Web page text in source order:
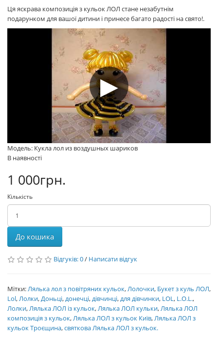
Ця яскрава композиція з кульок ЛОЛ стане незабутнім
подарунком для вашої дитини і принесе багато радості на свято!.
Модель: Кукла лол из воздушных шариков
В наявності
1 000грн.
Кількість
До кошика
Відгуків: 0/ Написати відгук
Мітки:Лялька лол з повітряних кульок,Лолочки, Букет з куль ЛОЛ,
Lol,Лолки,Доньці,донечці,дівчинці,для дівчинки, LOL, L.O.L.,
Лолки,Лялька ЛОЛ із кульок,Лялька ЛОЛ кульки,Лялька ЛОЛ
композиція з кульок,Лялька ЛОЛ з кульок Київ,Лялька ЛОЛ з
кульок Троєщина,святкова Лялька ЛОЛ з кульок.